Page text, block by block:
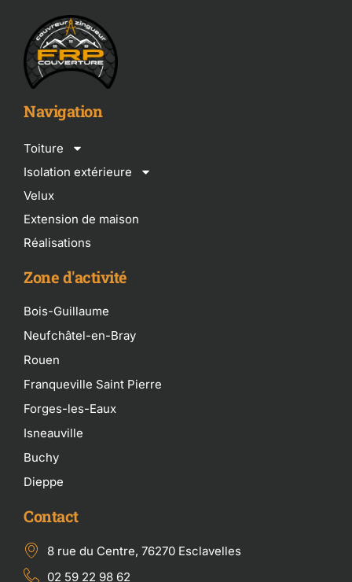
Navigation
Toiture
Isolation extérieure
Velux
Extension de maison
Réalisations
Zone d'activité
Bois-Guillaume
Neufchâtel-en-Bray
Rouen
Franqueville Saint Pierre
Forges-les-Eaux
Isneauville
Buchy
Dieppe
Contact
8 rue du Centre, 76270 Esclavelles
02 59 22 98 62